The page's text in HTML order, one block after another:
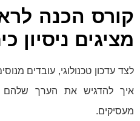
קורס הכנה
מציגים ניסיון
לצד עדכון טכנולוגי, עובדים
איך להדגיש את הערך שלהם
מעסיקים.